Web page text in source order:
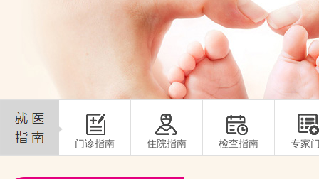
门诊指南 住院指南 检查指南 专家